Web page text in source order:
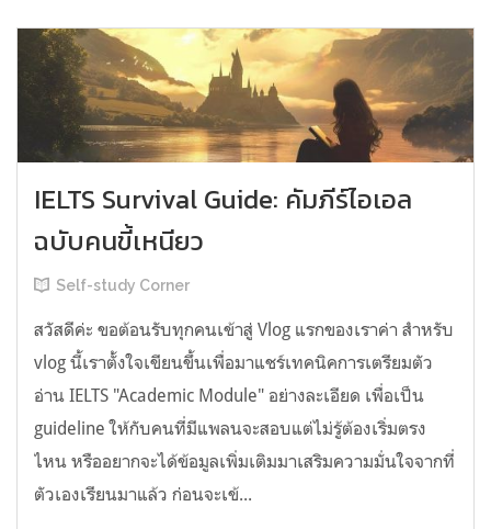
IELTS Survival Guide: คัมภีร์ไอเอล
ฉบับคนขี้เหนียว
Self-study Corner
สวัสดีค่ะ ขอต้อนรับทุกคนเข้าสู่ Vlog แรกของเราค่า สำหรับ
vlog นี้เราตั้งใจเขียนขึ้นเพื่อมาแชร์เทคนิคการเตรียมตัว
อ่าน IELTS "Academic Module" อย่างละเอียด เพื่อเป็น
guideline ให้กับคนที่มีแพลนจะสอบแต่ไม่รู้ต้องเริ่มตรง
ไหน หรืออยากจะได้ข้อมูลเพิ่มเติมมาเสริมความมั่นใจจากที่
ตัวเองเรียนมาแล้ว ก่อนจะเข้...